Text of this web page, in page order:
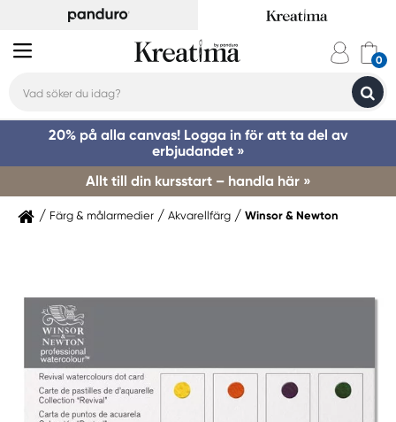
20% på alla canvas! Logga in för att ta del av
erbjudandet »
Allt till din kursstart – handla här »
Färg & målarmedier Akvarellfärg Winsor & Newton